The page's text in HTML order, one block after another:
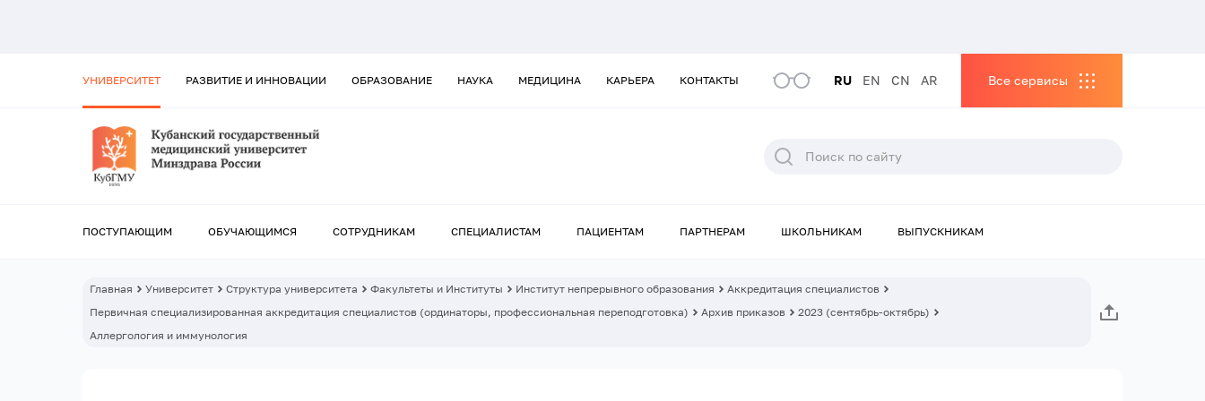
УНИВЕРСИТЕТ РАЗВИТИЕ И ИННОВАЦИИ ОБРАЗОВАНИЕ НАУКА МЕДИЦИНА КАРЬЕРА КОНТАКТЫ RU EN CN AR Все сервисы
ПОСТУПАЮЩИМ ОБУЧАЮЩИМСЯ СОТРУДНИКАМ СПЕЦИАЛИСТАМ ПАЦИЕНТАМ ПАРТНЕРАМ ШКОЛЬНИКАМ ВЫПУСКНИКАМ
Главная Университет Структура университета Факультеты и Институты Институт непрерывного образования
Аккредитация специалистов
Первичная специализированная аккредитация специалистов (ординаторы, профессиональная переподготовка)
Архив приказов
2023 (сентябрь-октябрь)
Аллергология и иммунология